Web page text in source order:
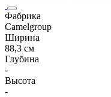
Фабрика
Camelgroup
Ширина
88,3 см
Глубина
-
Высота
-